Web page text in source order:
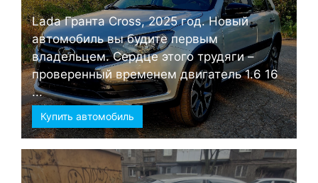
Lada Гранта Cross, 2025 год. Новый
автомобиль вы будите первым
владельцем. Сердце этого трудяги –
проверенный временем двигатель 1.6 16
...
Купить автомобиль